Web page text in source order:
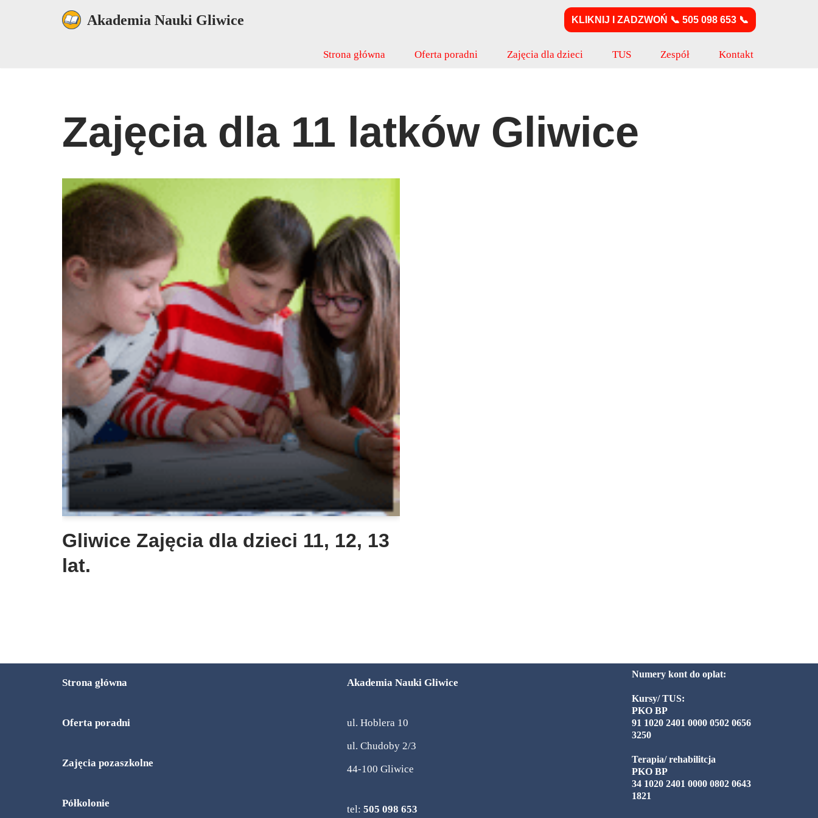
Akademia Nauki Gliwice KLIKNIJ I ZADZWOŃ 📞 505 098 653 📞
Strona główna Oferta poradni Zajęcia dla dzieci TUS Zespół Kontakt
Zajęcia dla 11 latków Gliwice
Gliwice Zajęcia dla dzieci 11, 12, 13
lat.
Strona główna
Oferta poradni
Zajęcia pozaszkolne
Półkolonie
Akademia Nauki Gliwice
ul. Hoblera 10
ul. Chudoby 2/3
44-100 Gliwice
tel: 505 098 653
Numery kont do oplat:
Kursy/ TUS:
PKO BP
91 1020 2401 0000 0502 0656
3250
Terapia/ rehabilitcja
PKO BP
34 1020 2401 0000 0802 0643
1821